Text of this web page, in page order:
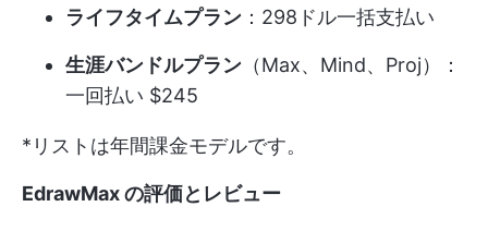
ライフタイムプラン ：298ドル一括支払い
生涯バンドルプラン （Max、Mind、Proj）：
一回払い $245
*リストは年間課金モデルです。
EdrawMax の評価とレビュー